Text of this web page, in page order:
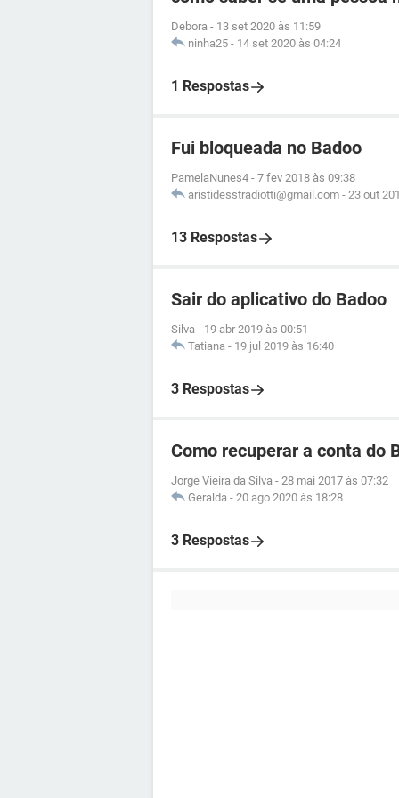
Debora - 13 set 2020 às 11:59
ninha25 - 14 set 2020 às 04:24
1 Respostas
Fui bloqueada no Badoo
PamelaNunes4 - 7 fev 2018 às 09:38
aristidesstradiotti@gmail.com - 23 out
13 Respostas
Sair do aplicativo do Badoo
Silva - 19 abr 2019 às 00:51
Tatiana - 19 jul 2019 às 16:40
3 Respostas
Como recuperar a conta do
Jorge Vieira da Silva - 28 mai 2017 às 07:32
Geralda - 20 ago 2020 às 18:28
3 Respostas